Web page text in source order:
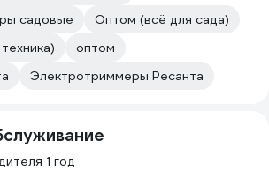
садовые
Оптом (всё для сада)
оптом
Электротриммеры Ресанта
1 год